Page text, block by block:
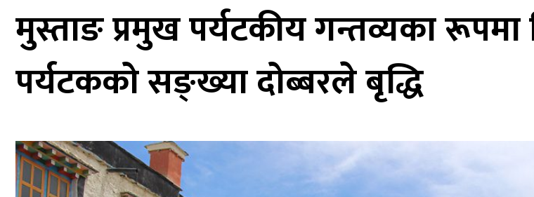
मुस्ताङ प्रमुख पर्यटकीय गन्तव्यका
पर्यटकको सङ्ख्या दोब्बरले बृद्धि